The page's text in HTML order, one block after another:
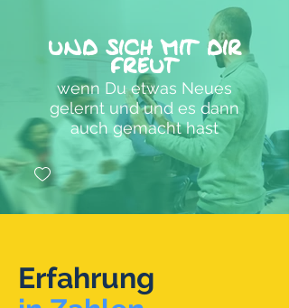
und sich mit dir
freut
wenn Du etwas Neues
gelernt und und es dann
auch gemacht hast
Erfahrung